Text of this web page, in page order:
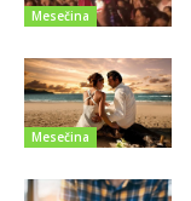
Mesečina
Mesečina